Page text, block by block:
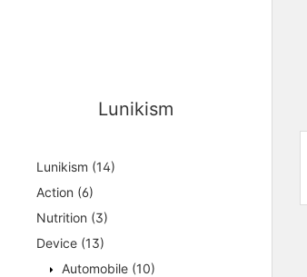
Lunikism
Lunikism (14)
Action (6)
Nutrition (3)
Device (13)
Automobile (10)